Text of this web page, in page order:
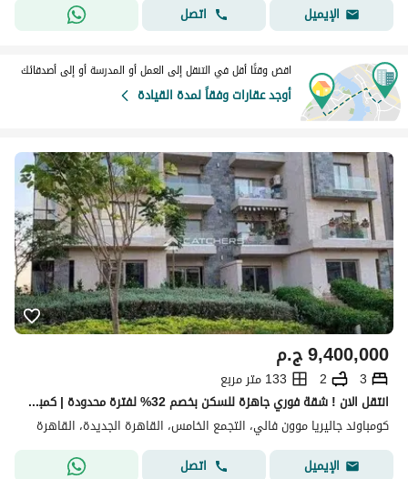
الإيميل
اتصل
اقض وقتًا أقل في التنقل إلى العمل أو المدرسة أو إلى أصدقائك
أوجد عقارات وفقاً لمدة القيادة
ج.م9,400,000
3
2
133 متر مربع
انتقل الان ! شقة فوري جاهزة للسكن بخصم 32% لفترة محدودة | كمبوند جالريا مون فالي | لوكيشن الكمبوند ممتاز الجولدن سكوير بالقرب من AUC
كومباوند جاليريا موون فالي، التجمع الخامس، القاهرة الجديدة، القاهرة
الإيميل
اتصل